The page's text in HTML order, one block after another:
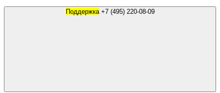
Поддержка +7 (495) 220-08-09